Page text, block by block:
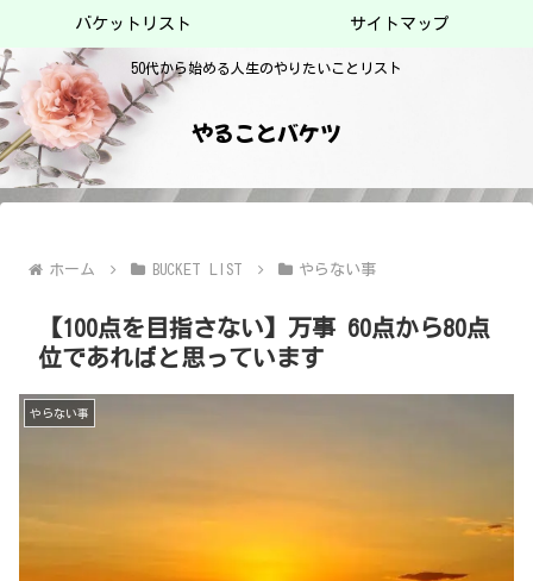
50代から始める人生のやりたいことリスト
やることバケツ
バケットリスト サイトマップ
ホーム BUCKET LIST やらない事
【100点を目指さない】万事 60点から80点
位であればと思っています
やらない事